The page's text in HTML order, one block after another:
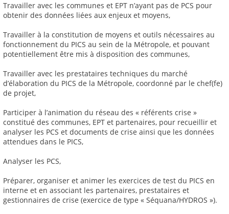
Travailler avec les communes et EPT n’ayant pas de PCS pour
obtenir des données liées aux enjeux et moyens,
Travailler à la constitution de moyens et outils nécessaires au
fonctionnement du PICS au sein de la Métropole, et pouvant
potentiellement être mis à disposition des communes,
Travailler avec les prestataires techniques du marché
d’élaboration du PICS de la Métropole, coordonné par le chef(fe)
de projet,
Participer à l’animation du réseau des « référents crise »
constitué des communes, EPT et partenaires, pour recueillir et
analyser les PCS et documents de crise ainsi que les données
attendues dans le PICS,
Analyser les PCS,
Préparer, organiser et animer les exercices de test du PICS en
interne et en associant les partenaires, prestataires et
gestionnaires de crise (exercice de type « Séquana/HYDROS »).